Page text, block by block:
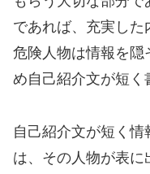
であれば、充実した
危険人物は情報を隠
め自己紹介文が短く
自己紹介文が短く
は、その人物が表に